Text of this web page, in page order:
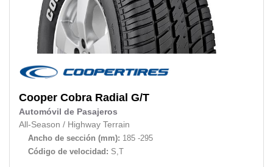
Cooper Cobra Radial G/T
Automóvil de Pasajeros
All-Season / Highway Terrain
Ancho de sección (mm): 185 -295
Código de velocidad: S,T